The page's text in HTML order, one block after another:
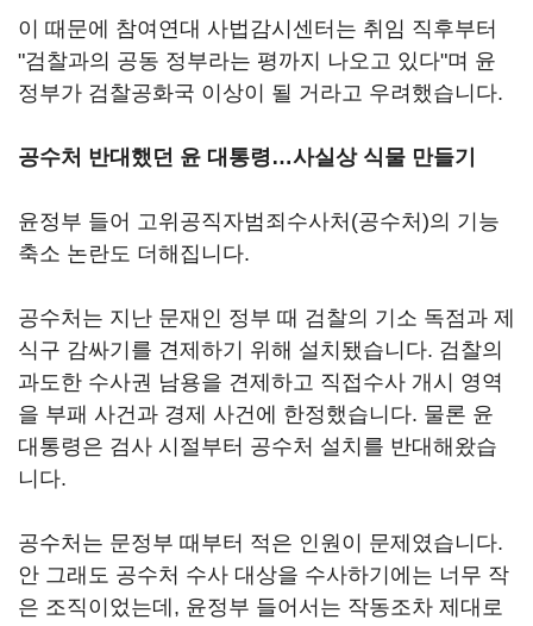
이 때문에 참여연대 사법감시센터는 취임 직후부터
"검찰과의 공동 정부라는 평까지 나오고 있다"며 윤
정부가 검찰공화국 이상이 될 거라고 우려했습니다.
공수처 반대했던 윤 대통령…사실상 식물 만들기
윤정부 들어 고위공직자범죄수사처(공수처)의 기능
축소 논란도 더해집니다.
공수처는 지난 문재인 정부 때 검찰의 기소 독점과 제
식구 감싸기를 견제하기 위해 설치됐습니다. 검찰의
과도한 수사권 남용을 견제하고 직접수사 개시 영역
을 부패 사건과 경제 사건에 한정했습니다. 물론 윤
대통령은 검사 시절부터 공수처 설치를 반대해왔습
니다.
공수처는 문정부 때부터 적은 인원이 문제였습니다.
안 그래도 공수처 수사 대상을 수사하기에는 너무 작
은 조직이었는데, 윤정부 들어서는 작동조차 제대로